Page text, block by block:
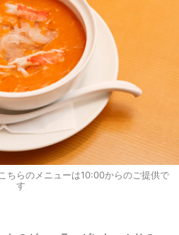
ちらのメニューは10:00からのご提供で
す